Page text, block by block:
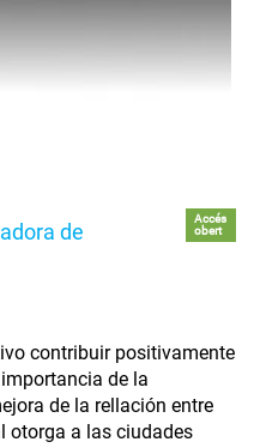
de
Accés
obert
contribuir positivamente
de la
de la rellación entre
otorga a las ciudades